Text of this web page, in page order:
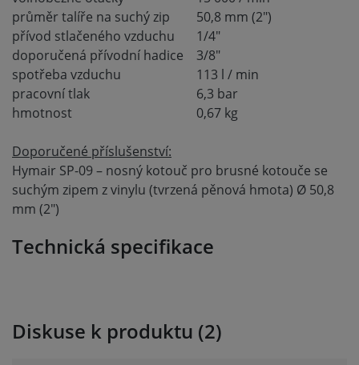
průměr talíře na suchý zip
přívod stlačeného vzduchu
doporučená přívodní hadice
spotřeba vzduchu
pracovní tlak
hmotnost
50,8 mm (2")
1/4"
3/8"
113 l / min
6,3 bar
0,67 kg
Doporučené příslušenství:
Hymair SP-09 – nosný kotouč pro brusné kotouče se
suchým zipem z vinylu (tvrzená pěnová hmota) Ø 50,8
mm (2")
Technická specifikace
Diskuse k produktu (2)